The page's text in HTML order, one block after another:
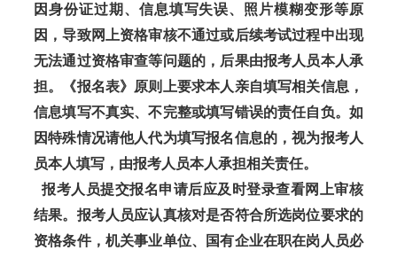
因身份证过期、信息填写失误、照片模糊变形等原
因，导致网上资格审核不通过或后续考试过程中出现
无法通过资格审查等问题的，后果由报考人员本人承
担。《报名表》原则上要求本人亲自填写相关信息，
信息填写不真实、不完整或填写错误的责任自负。如
因特殊情况请他人代为填写报名信息的，视为报考人
员本人填写，由报考人员本人承担相关责任。
报考人员提交报名申请后应及时登录查看网上审核
结果。报考人员应认真核对是否符合所选岗位要求的
资格条件，机关事业单位、国有企业在职在岗人员必